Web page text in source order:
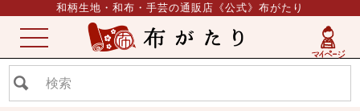
和柄生地・和布・手芸の通販店《公式》布がたり
ME
NU